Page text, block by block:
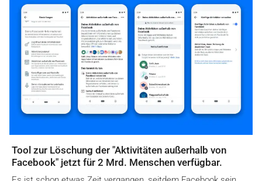
Tool zur Löschung der "Aktivitäten außerhalb von
Facebook" jetzt für 2 Mrd. Menschen verfügbar.